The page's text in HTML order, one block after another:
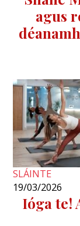
agus
SLÁINTE
19/03/2026
Ióga te!